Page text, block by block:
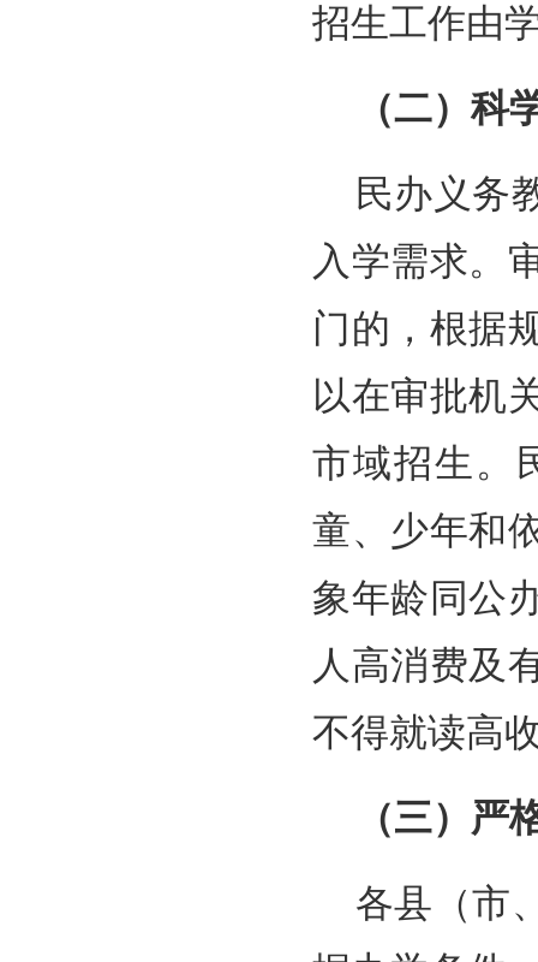
招生工作由
（二）科
民办义务
入学需求。
门的，根据
以在审批机
市域招生。
童、少年和
象年龄同公
人高消费及
不得就读高
（三）严
各县（市